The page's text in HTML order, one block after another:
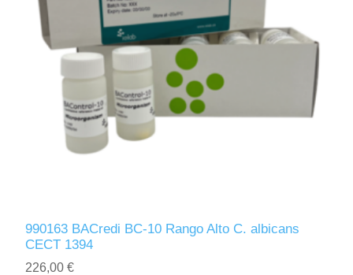
990163 BACredi BC-10 Rango Alto C. albicans
CECT 1394
226,00 €